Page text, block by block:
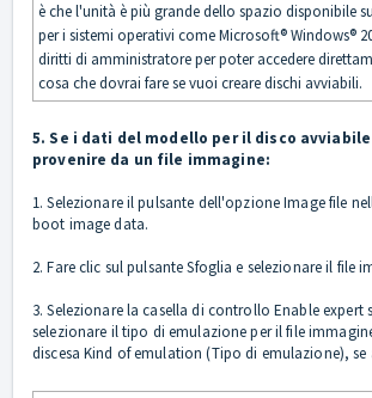
è che l'unità è più grande dello spazio disponibile
per i sistemi operativi come Microsoft® Windows®
diritti di amministratore per poter accedere
cosa che dovrai fare se vuoi creare dischi avviabili.
5. Se i dati del modello per il disco
provenire da un file immagine:
1. Selezionare il pulsante dell'opzione Image file
boot image data.
2. Fare clic sul pulsante Sfoglia e selezionare il file
3. Selezionare la casella di controllo Enable expert
selezionare il tipo di emulazione per il file
discesa Kind of emulation (Tipo di emulazione),